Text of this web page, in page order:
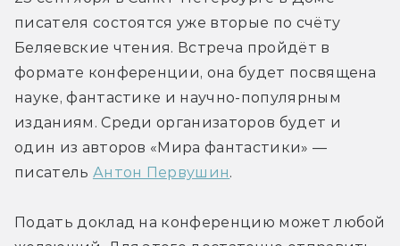
писателя состоятся уже вторые по счёту
Беляевские чтения. Встреча пройдёт в
формате конференции, она будет посвящена
науке, фантастике и научно-популярным
изданиям. Среди организаторов будет и
один из авторов «Мира фантастики» —
писатель Антон Первушин.
Подать доклад на конференцию может любой